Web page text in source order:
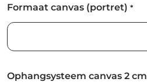
Formaat canvas (portret) *
Ophangsysteem canvas 2 cm